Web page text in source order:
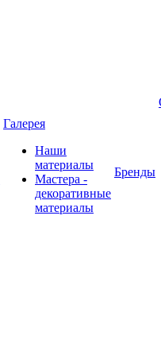
Галерея
Наши
материалы
Мастера -
декоративные
материалы
Бренды